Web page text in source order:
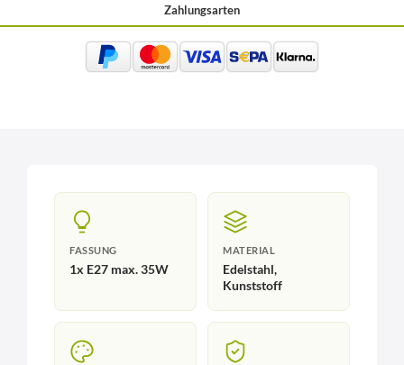
Zahlungsarten
FASSUNG
1x E27 max. 35W
MATERIAL
Edelstahl,
Kunststoff